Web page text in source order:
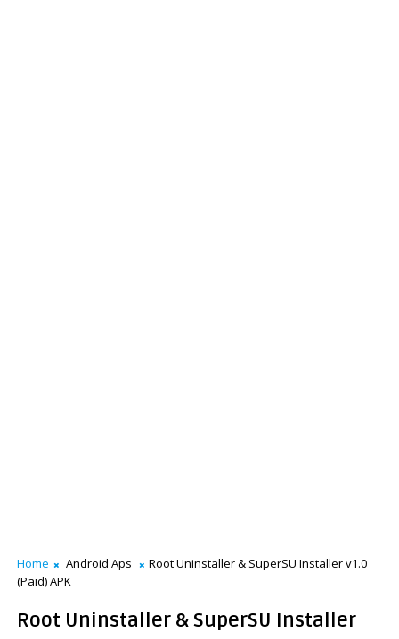
Home Android Aps
Root Uninstaller & SuperSU Installer v1.0
(Paid) APK
Root Uninstaller & SuperSU Installer